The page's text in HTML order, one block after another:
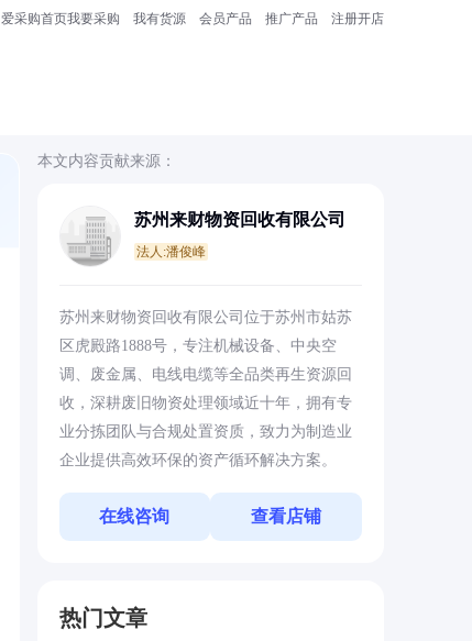
爱采购首页我要采购 我有货源 会员产品 推广产品 注册开店
本文内容贡献来源：
苏州来财物资回收有限公司
法人:潘俊峰
苏州来财物资回收有限公司位于苏州市姑苏
区虎殿路1888号，专注机械设备、中央空
调、废金属、电线电缆等全品类再生资源回
收，深耕废旧物资处理领域近十年，拥有专
业分拣团队与合规处置资质，致力为制造业
企业提供高效环保的资产循环解决方案。
在线咨询 查看店铺
热门文章